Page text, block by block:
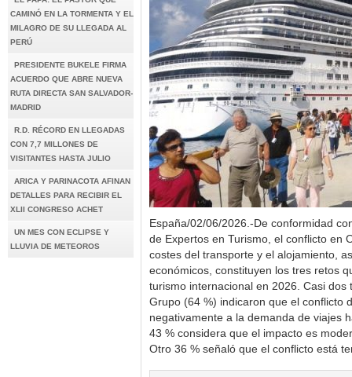
CAMINÓ EN LA TORMENTA Y EL
MILAGRO DE SU LLEGADA AL
PERÚ
PRESIDENTE BUKELE FIRMA
ACUERDO QUE ABRE NUEVA
RUTA DIRECTA SAN SALVADOR-
MADRID
R.D. RÉCORD EN LLEGADAS
CON 7,7 MILLONES DE
VISITANTES HASTA JULIO
ARICA Y PARINACOTA AFINAN
DETALLES PARA RECIBIR EL
XLII CONGRESO ACHET
UN MES CON ECLIPSE Y
LLUVIA DE METEOROS
España/02/06/2026.-De conformidad
de Expertos en Turismo, el conflicto en
costes del transporte y el alojamiento,
económicos, constituyen los tres retos
turismo internacional en 2026. Casi dos
Grupo (64 %) indicaron que el conflicto
negativamente a la demanda de viajes
43 % considera que el impacto es
Otro 36 % señaló que el conflicto está